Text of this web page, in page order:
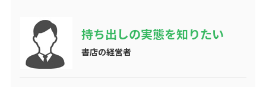
持ち出しの実態を知りたい
書店の経営者